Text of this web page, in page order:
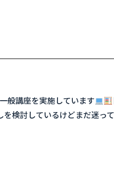
般講座を実施しています
検討しているけどまだ迷っ